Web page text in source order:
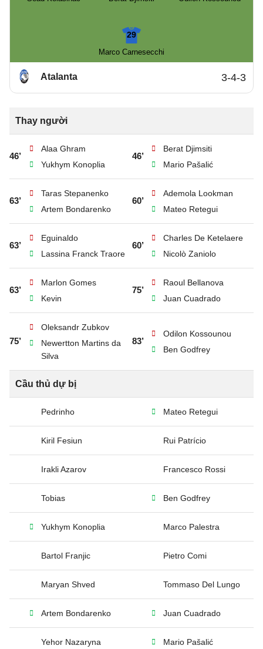
29
Marco Carnesecchi
Atalanta 3-4-3
Thay người
46’
Alaa Ghram
Yukhym Konoplia
46’
Berat Djimsiti
Mario Pašalić
63’
Taras Stepanenko
Artem Bondarenko
60’
Ademola Lookman
Mateo Retegui
63’
Eguinaldo
Lassina Franck Traore
60’
Charles De Ketelaere
Nicolò Zaniolo
63’
Marlon Gomes
Kevin
75’
Raoul Bellanova
Juan Cuadrado
75’
Oleksandr Zubkov
Newertton Martins da
Silva
83’
Odilon Kossounou
Ben Godfrey
Cầu thủ dự bị
Pedrinho Mateo Retegui
Kiril Fesiun Rui Patrício
Irakli Azarov Francesco Rossi
Tobias Ben Godfrey
Yukhym Konoplia Marco Palestra
Bartol Franjic Pietro Comi
Maryan Shved Tommaso Del Lungo
Artem Bondarenko Juan Cuadrado
Yehor Nazaryna Mario Pašalić